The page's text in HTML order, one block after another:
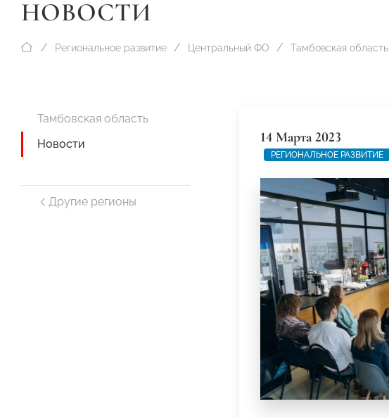
НОВОСТИ
Региональное развитие Центральный ФО Тамбовская область
Тамбовская область
Новости
Другие регионы
14 Марта 2023
РЕГИОНАЛЬНОЕ РАЗВИТИЕ